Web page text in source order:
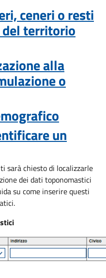
ceneri o resti
territorio
alla
o
un
sarà chiesto di localizzarle
dei dati toponomastici
su come inserire questi